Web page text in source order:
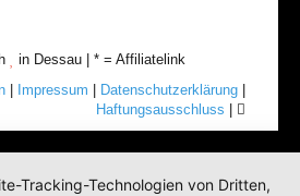
in Dessau | * = Affiliatelink
Impressum Datenschutzerklärung
Haftungsausschluss
Tracking-Technologien von Dritten,